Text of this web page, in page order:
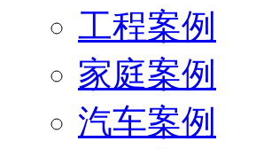
工程案例
家庭案例
汽车案例